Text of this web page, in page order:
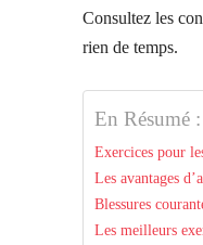
Consultez les
rien de temps.
En Résumé :
Exercices pour
Les avantages
Blessures
Les meilleurs